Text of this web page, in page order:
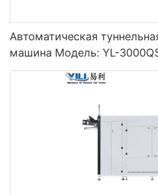
Автоматическая
машина Модель: YL-